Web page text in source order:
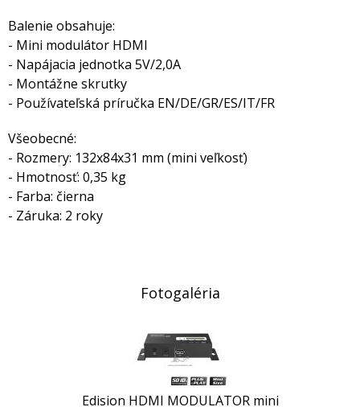
Balenie obsahuje:
- Mini modulátor HDMI
- Napájacia jednotka 5V/2,0A
- Montážne skrutky
- Používateľská príručka EN/DE/GR/ES/IT/FR
Všeobecné:
- Rozmery: 132x84x31 mm (mini veľkosť)
- Hmotnosť: 0,35 kg
- Farba: čierna
- Záruka: 2 roky
Fotogaléria
Edision HDMI MODULATOR mini